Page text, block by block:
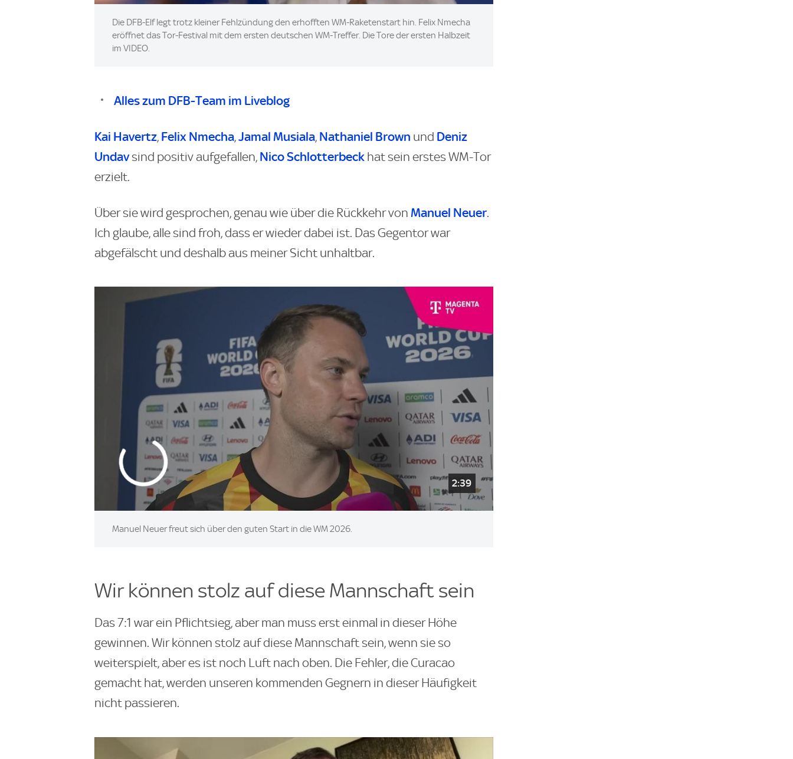
Die DFB-Elf legt trotz kleiner Fehlzündung den erhofften WM-Raketenstart hin. Felix Nmecha
eröffnet das Tor-Festival mit dem ersten deutschen WM-Treffer. Die Tore der ersten Halbzeit
im VIDEO.
Alles zum DFB-Team im Liveblog
Kai Havertz, Felix Nmecha,Jamal Musiala, Nathaniel Brown und Deniz
Undavsind positiv aufgefallen, Nico Schlotterbeck hat sein erstes WM-Tor
erzielt.
Über sie wird gesprochen, genau wie über die Rückkehr von Manuel Neuer.
Ich glaube, alle sind froh, dass er wieder dabei ist. Das Gegentor war
abgefälscht und deshalb aus meiner Sicht unhaltbar.
2:39
Manuel Neuer freut sich über den guten Start in die WM 2026.
Wir können stolz auf diese Mannschaft sein
Das 7:1 war ein Pflichtsieg, aber man muss erst einmal in dieser Höhe
gewinnen. Wir können stolz auf diese Mannschaft sein, wenn sie so
weiterspielt, aber es ist noch Luft nach oben. Die Fehler, die Curacao
gemacht hat, werden unseren kommenden Gegnern in dieser Häufigkeit
nicht passieren.